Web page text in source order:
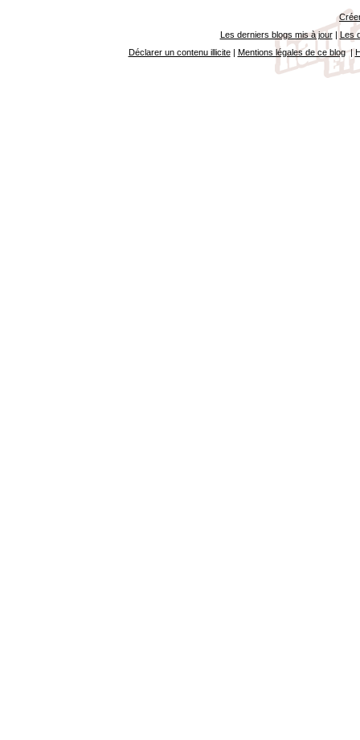
Les derniers blogs mis à jour| Les
Déclarer un contenu illicite| Mentions légales de ce blog|